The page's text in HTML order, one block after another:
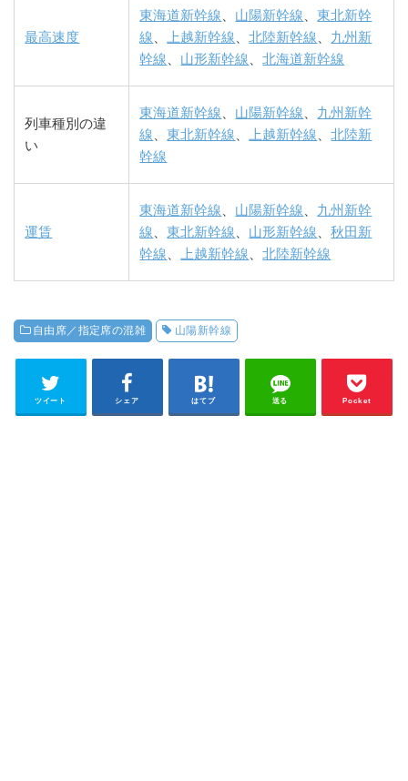
最高速度
東海道新幹線 山陽新幹線 、東北新幹
線
上越新幹線 、北陸新幹線
九州新
幹線
山形新幹線 、北海道新幹線
列車種別の違
い
東海道新幹線 山陽新幹線
九州新幹
線 、東北新幹線 上越新幹線 、北陸新
幹線
運賃
東海道新幹線 山陽新幹線
九州新幹
線 、東北新幹線 山形新幹線 、秋田新
幹線
上越新幹線 、北陸新幹線
自由席／指定席の混雑 山陽新幹線
ツイート シェア はてブ 送る Pocket